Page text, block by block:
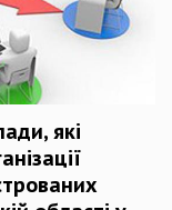
які